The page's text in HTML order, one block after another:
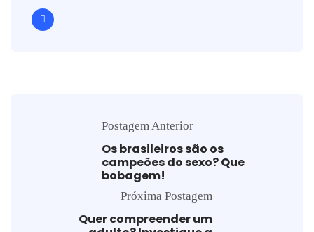
Postagem Anterior
Os brasileiros são os
campeões do sexo? Que
bobagem!
Próxima Postagem
Quer compreender um